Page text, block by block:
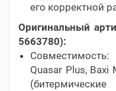
его корректной
Оригинальный
5663780):
Quasar Plus, Baxi